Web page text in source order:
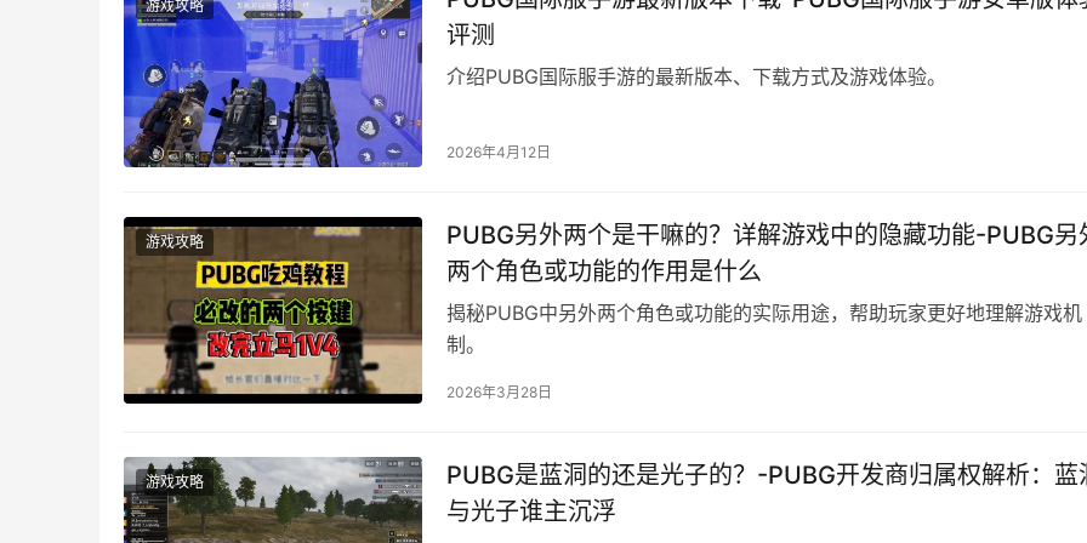
游戏攻略
评测
介绍PUBG国际服手游的最新版本、下载方式及游戏体验。
2026年4月12日
游戏攻略
PUBG另外两个是干嘛的？详解游戏中的隐藏功能-PUBG另
两个角色或功能的作用是什么
揭秘PUBG中另外两个角色或功能的实际用途，帮助玩家更好地理解游戏机
制。
2026年3月28日
游戏攻略
PUBG是蓝洞的还是光子的？-PUBG开发商归属权解析：蓝
与光子谁主沉浮